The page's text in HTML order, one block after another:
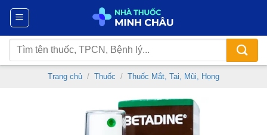
Chuyển
nội
dung
Tìm
kiếm:
Trang chủ / Thuốc / Thuốc Mắt, Tai, Mũi, Họng